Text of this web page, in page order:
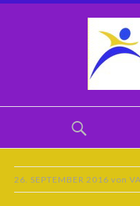
26. SEPTEMBER 2016 von